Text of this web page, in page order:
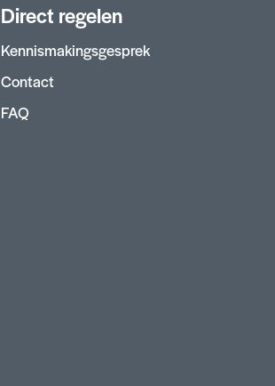
Direct regelen
Kennismakingsgesprek
Contact
FAQ